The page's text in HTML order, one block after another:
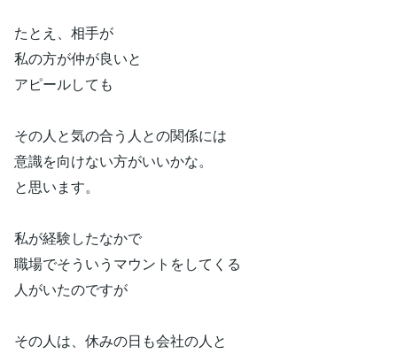
たとえ、相手が
私の方が仲が良いと
アピールしても
その人と気の合う人との関係には
意識を向けない方がいいかな。
と思います。
私が経験したなかで
職場でそういうマウントをしてくる
人がいたのですが
その人は、休みの日も会社の人と